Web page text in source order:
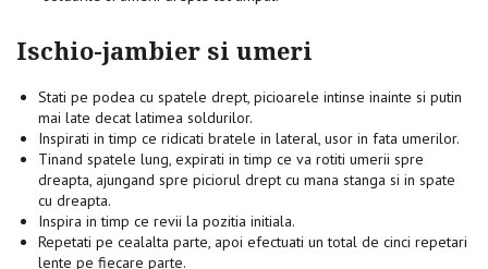
Ischio-jambier si umeri
Stati pe podea cu spatele drept, picioarele intinse inainte si putin
mai late decat latimea soldurilor.
Inspirati in timp ce ridicati bratele in lateral, usor in fata umerilor.
Tinand spatele lung, expirati in timp ce va rotiti umerii spre
dreapta, ajungand spre piciorul drept cu mana stanga si in spate
cu dreapta.
Inspira in timp ce revii la pozitia initiala.
Repetati pe cealalta parte, apoi efectuati un total de cinci repetari
lente pe fiecare parte.